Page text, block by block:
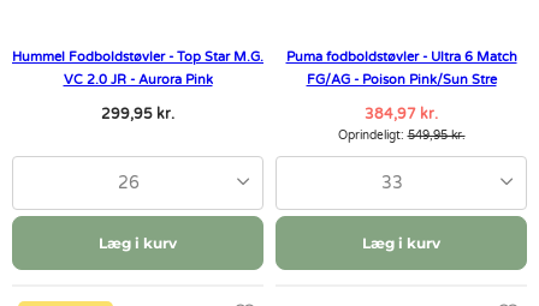
Hummel Fodboldstøvler - Top Star M.G.
VC 2.0 JR - Aurora Pink
299,95 kr.
26
Læg i kurv
Puma fodboldstøvler - Ultra 6 Match
FG/AG - Poison Pink/Sun Stre
384,97 kr.
Oprindeligt:549,95 kr.
33
Læg i kurv